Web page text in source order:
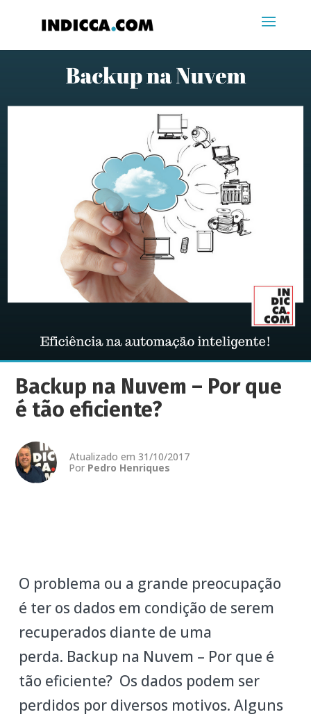
Backup na Nuvem – Por que
é tão eficiente?
Atualizado em 31/10/2017
Por Pedro Henriques
O problema ou a grande preocupação
é ter os dados em condição de serem
recuperados diante de uma
perda. Backup na Nuvem – Por que é
tão eficiente? Os dados podem ser
perdidos por diversos motivos. Alguns